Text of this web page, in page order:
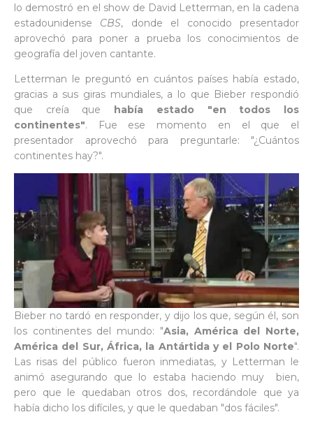
lo demostró en el show de David Letterman, en la cadena
estadounidense CBS, donde el conocido presentador
aprovechó para poner a prueba los conocimientos de
geografía del joven cantante.
Letterman le preguntó en cuántos países había estado,
gracias a sus giras mundiales, a lo que Bieber respondió
que creía que había estado "en todos los
continentes". Fue ese momento en el que el
presentador aprovechó para preguntarle: "¿Cuántos
continentes hay?".
Bieber no tardó en responder, y dijo los que, según él, son
los continentes del mundo: "Asia, América del Norte,
América del Sur, África, la Antártida y el Polo Norte".
Las risas del público fueron inmediatas, y Letterman le
animó asegurando que lo estaba haciendo muy bien,
pero que le quedaban otros dos, recordándole que ya
había dicho los difíciles, y que le quedaban "dos fáciles".